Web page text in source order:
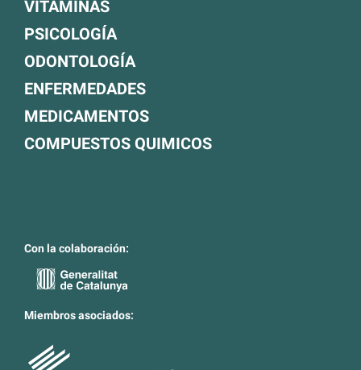
VITAMINAS
PSICOLOGÍA
ODONTOLOGÍA
ENFERMEDADES
MEDICAMENTOS
COMPUESTOS QUIMICOS
Con la colaboración:
Miembros asociados: